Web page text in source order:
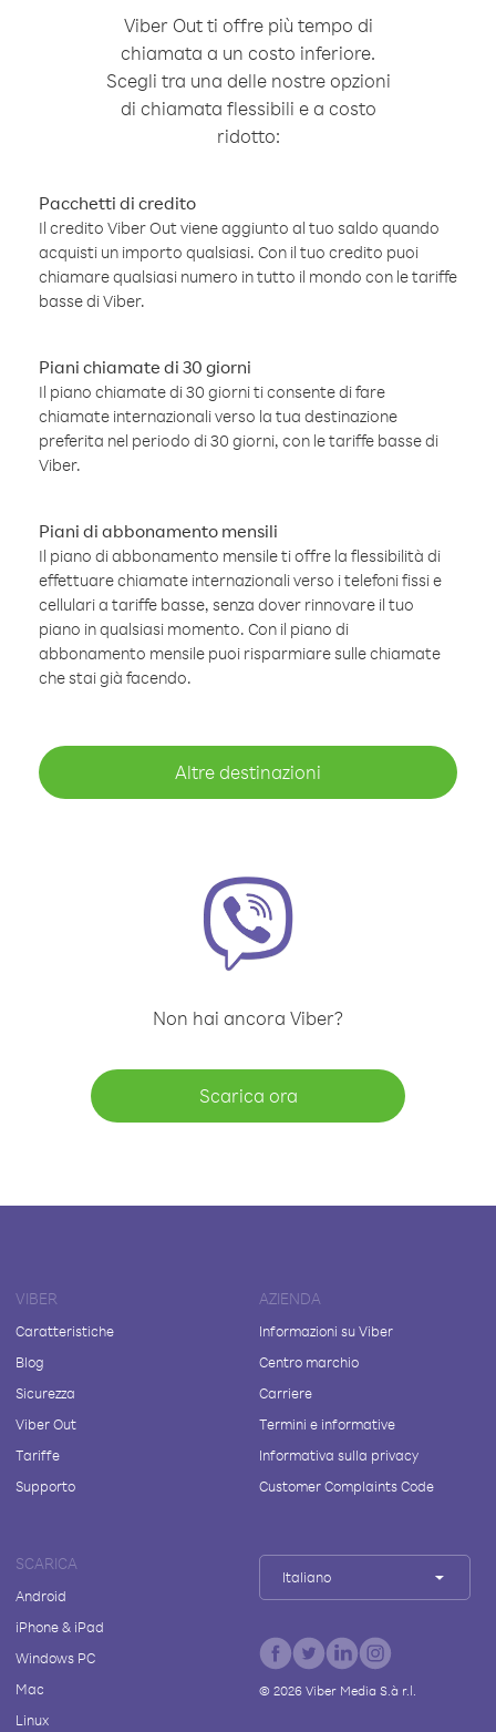
Viber Out ti offre più tempo di
chiamata a un costo inferiore.
Scegli tra una delle nostre opzioni
di chiamata flessibili e a costo
ridotto:
Pacchetti di credito
Il credito Viber Out viene aggiunto al tuo saldo quando
acquisti un importo qualsiasi. Con il tuo credito puoi
chiamare qualsiasi numero in tutto il mondo con le tariffe
basse di Viber.
Piani chiamate di 30 giorni
Il piano chiamate di 30 giorni ti consente di fare
chiamate internazionali verso la tua destinazione
preferita nel periodo di 30 giorni, con le tariffe basse di
Viber.
Piani di abbonamento mensili
Il piano di abbonamento mensile ti offre la flessibilità di
effettuare chiamate internazionali verso i telefoni fissi e
cellulari a tariffe basse, senza dover rinnovare il tuo
piano in qualsiasi momento. Con il piano di
abbonamento mensile puoi risparmiare sulle chiamate
che stai già facendo.
Altre destinazioni
Non hai ancora Viber?
Scarica ora
VIBER
Caratteristiche
Blog
Sicurezza
Viber Out
Tariffe
Supporto
AZIENDA
Informazioni su Viber
Centro marchio
Carriere
Termini e informative
Informativa sulla privacy
Customer Complaints Code
SCARICA
Android
iPhone & iPad
Windows PC
Mac
Linux
Italiano
© 2026Viber Media S.à r.l.